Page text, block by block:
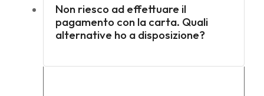
Non riesco ad effettuare il
pagamento con la carta. Quali
alternative ho a disposizione?